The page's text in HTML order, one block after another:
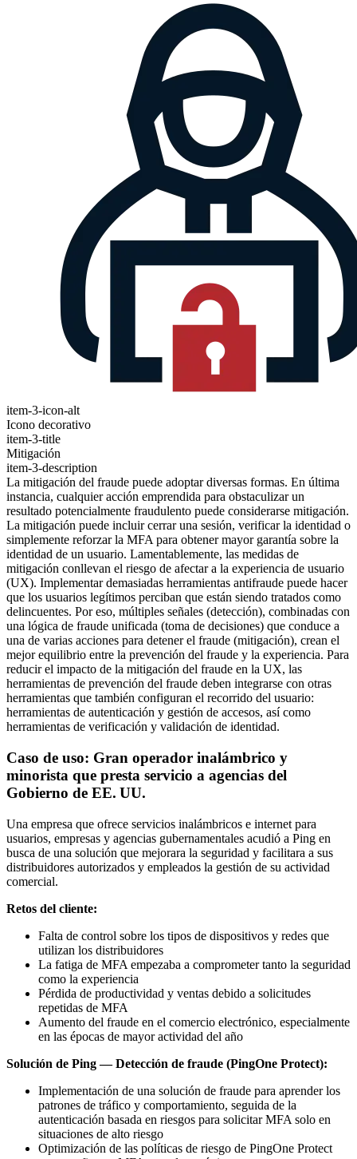
item-3-icon-alt
Icono decorativo
item-3-title
Mitigación
item-3-description
La mitigación del fraude puede adoptar diversas formas. En última
instancia, cualquier acción emprendida para obstaculizar un
resultado potencialmente fraudulento puede considerarse mitigación.
La mitigación puede incluir cerrar una sesión, verificar la identidad o
simplemente reforzar la MFA para obtener mayor garantía sobre la
identidad de un usuario. Lamentablemente, las medidas de
mitigación conllevan el riesgo de afectar a la experiencia de usuario
(UX). Implementar demasiadas herramientas antifraude puede hacer
que los usuarios legítimos perciban que están siendo tratados como
delincuentes. Por eso, múltiples señales (detección), combinadas con
una lógica de fraude unificada (toma de decisiones) que conduce a
una de varias acciones para detener el fraude (mitigación), crean el
mejor equilibrio entre la prevención del fraude y la experiencia. Para
reducir el impacto de la mitigación del fraude en la UX, las
herramientas de prevención del fraude deben integrarse con otras
herramientas que también configuran el recorrido del usuario:
herramientas de autenticación y gestión de accesos, así como
herramientas de verificación y validación de identidad.
Caso de uso: Gran operador inalámbrico y
minorista que presta servicio a agencias del
Gobierno de EE. UU.
Una empresa que ofrece servicios inalámbricos e internet para
usuarios, empresas y agencias gubernamentales acudió a Ping en
busca de una solución que mejorara la seguridad y facilitara a sus
distribuidores autorizados y empleados la gestión de su actividad
comercial.
Retos del cliente:
Falta de control sobre los tipos de dispositivos y redes que
utilizan los distribuidores
La fatiga de MFA empezaba a comprometer tanto la seguridad
como la experiencia
Pérdida de productividad y ventas debido a solicitudes
repetidas de MFA
Aumento del fraude en el comercio electrónico, especialmente
en las épocas de mayor actividad del año
Solución de Ping — Detección de fraude (PingOne Protect):
Implementación de una solución de fraude para aprender los
patrones de tráfico y comportamiento, seguida de la
autenticación basada en riesgos para solicitar MFA solo en
situaciones de alto riesgo
Optimización de las políticas de riesgo de PingOne Protect